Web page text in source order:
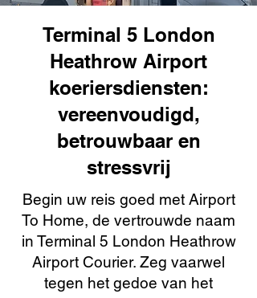
Terminal 5 London
Heathrow Airport
koeriersdiensten:
vereenvoudigd,
betrouwbaar en
stressvrij
Begin uw reis goed met Airport
To Home, de vertrouwde naam
in Terminal 5 London Heathrow
Airport Courier. Zeg vaarwel
tegen het gedoe van het